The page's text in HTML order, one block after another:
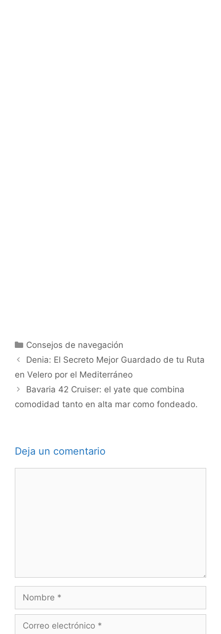
Categorías
Consejos de navegación
Denia: El Secreto Mejor Guardado de tu Ruta
en Velero por el Mediterráneo
Bavaria 42 Cruiser: el yate que combina
comodidad tanto en alta mar como fondeado.
Deja un comentario
Nombre
Correo